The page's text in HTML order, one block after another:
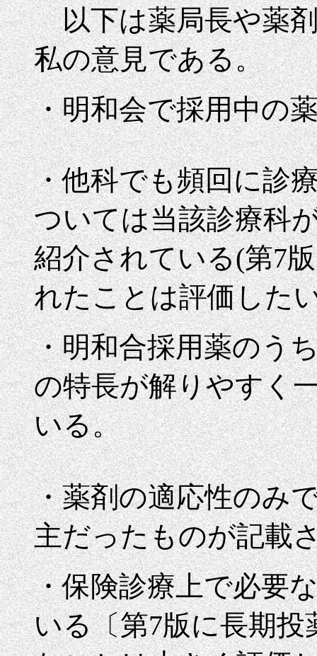
以下は薬局長や薬剤
私の意見である。
・明和会で採用中の
・他科でも頻回に診
ついては当該診療科
紹介されている(第7
れたことは評価した
・明和合採用薬のう
の特長が解りやすく
いる。
・薬剤の適応性のみ
主だったものが記載
・保険診療上で必要
いる〔第7版に長期